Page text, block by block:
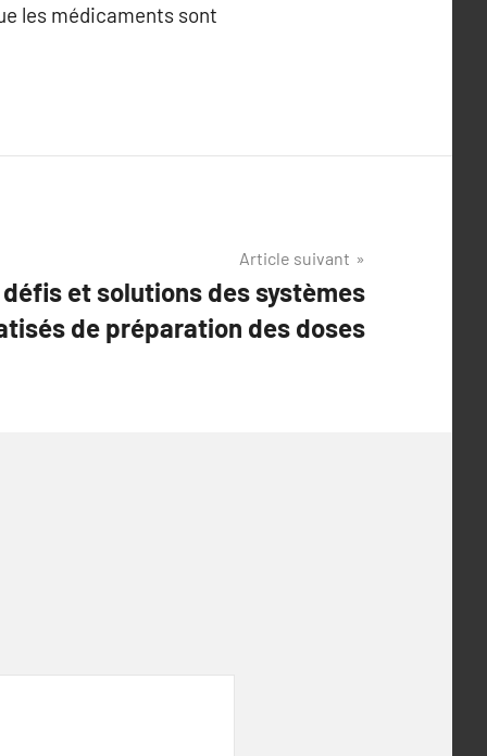
les médicaments sont
Article suivant
et solutions des systèmes
de préparation des doses